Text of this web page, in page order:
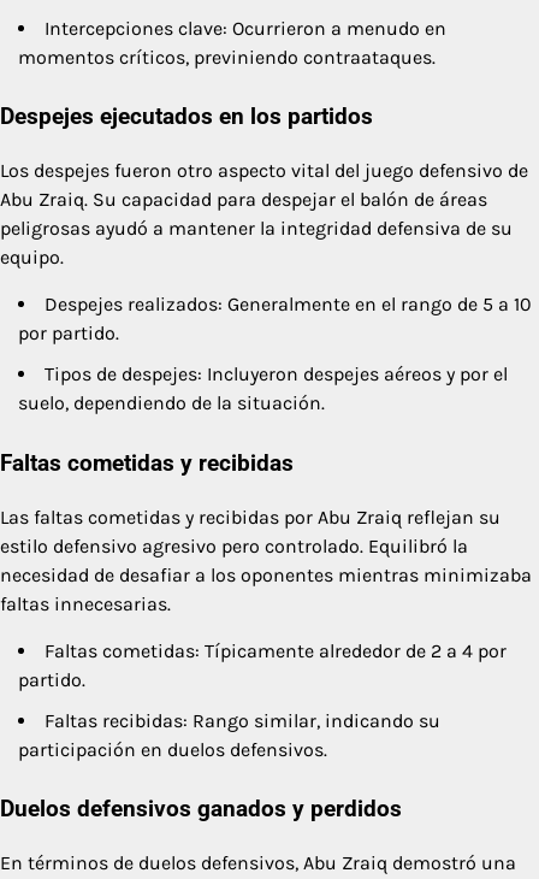
Intercepciones clave: Ocurrieron a menudo en
momentos críticos, previniendo contraataques.
Despejes ejecutados en los partidos
Los despejes fueron otro aspecto vital del juego defensivo de
Abu Zraiq. Su capacidad para despejar el balón de áreas
peligrosas ayudó a mantener la integridad defensiva de su
equipo.
Despejes realizados: Generalmente en el rango de 5 a 10
por partido.
Tipos de despejes: Incluyeron despejes aéreos y por el
suelo, dependiendo de la situación.
Faltas cometidas y recibidas
Las faltas cometidas y recibidas por Abu Zraiq reflejan su
estilo defensivo agresivo pero controlado. Equilibró la
necesidad de desafiar a los oponentes mientras minimizaba
faltas innecesarias.
Faltas cometidas: Típicamente alrededor de 2 a 4 por
partido.
Faltas recibidas: Rango similar, indicando su
participación en duelos defensivos.
Duelos defensivos ganados y perdidos
En términos de duelos defensivos, Abu Zraiq demostró una